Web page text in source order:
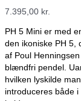
7.395,00 kr.
PH 5 Mini er med
den ikoniske PH 5,
af Poul
blændfri pendel.
hvilken lyskilde
introduceres både